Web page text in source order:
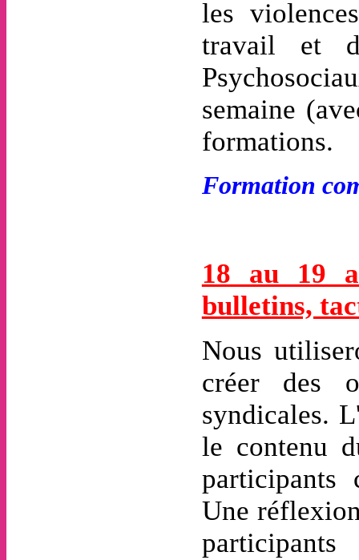
les
travail et
semaine
formations.
Formation
18 au 19
bulletins,
Nous
créer des
syndicales.
le contenu
participants
Une
participants